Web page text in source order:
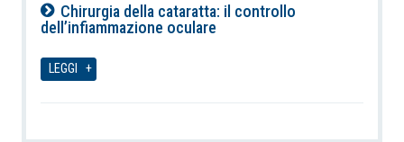
Chirurgia della cataratta: il controllo
dell’infiammazione oculare
LEGGI